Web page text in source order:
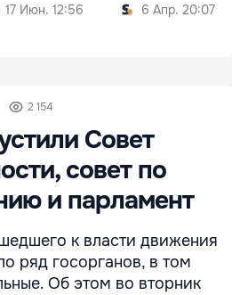
17 Июн. 12:56
6 Апр. 20:07
2 154
Совет
совет по
и парламент
к власти движения
ряд госорганов, в том
Об этом во вторник